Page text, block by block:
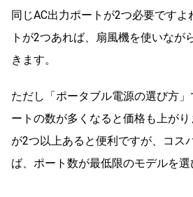
同じAC出力ポートが2つ必要ですよ
トが2つあれば、扇風機を使いなが
きます。
ただし「ポータブル電源の選び方
ートの数が多くなると価格も上が
が2つ以上あると便利ですが、コス
ば、ポート数が最低限のモデルを選